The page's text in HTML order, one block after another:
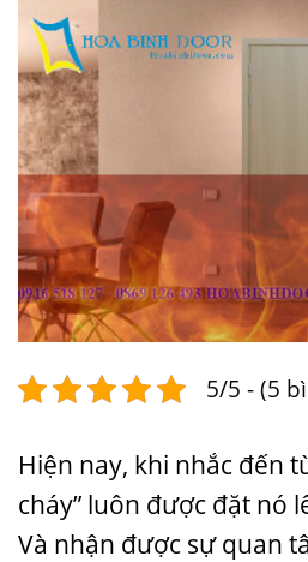
5/5 - (5
Hiện nay, khi nhắc đến
cháy” luôn được đặt nó
Và nhận được sự quan